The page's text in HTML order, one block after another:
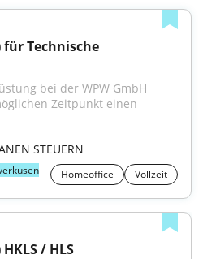
Technische
bei der WPW GmbH
STEUERN
Homeoffice Vollzeit
/ HLS